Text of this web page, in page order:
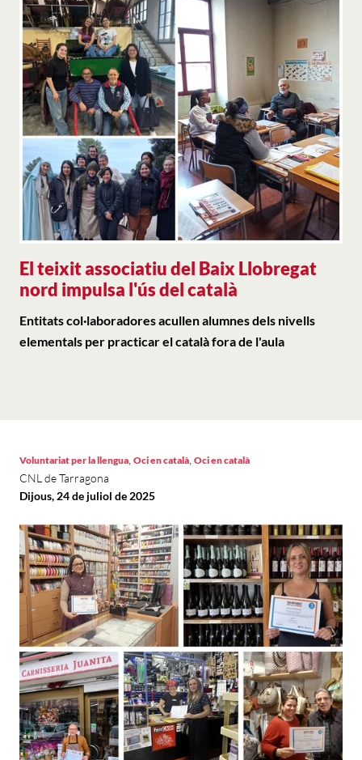
El teixit associatiu del Baix Llobregat
nord impulsa l'ús del català
Entitats col·laboradores acullen alumnes dels nivells
elementals per practicar el català fora de l'aula
Voluntariat per la llengua, Oci en català, Oci en català
CNL de Tarragona
Dijous, 24 de juliol de 2025